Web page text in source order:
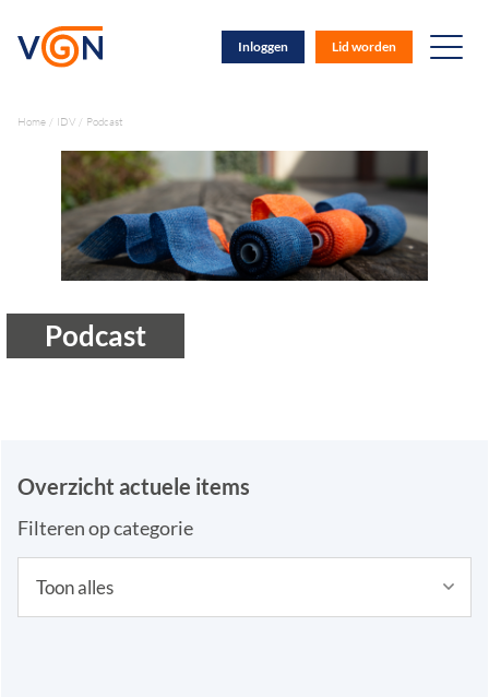
Inloggen Lid worden
Home IDV Podcast
Podcast
Overzicht actuele items
Filteren op categorie